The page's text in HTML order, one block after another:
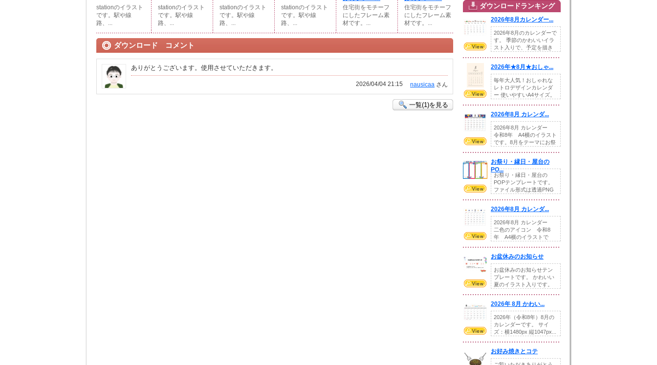
stationのイラスト
です。駅や線
路、...
stationのイラスト
です。駅や線
路、...
stationのイラスト
です。駅や線
路、...
stationのイラスト
です。駅や線
路、...
住宅街をモチーフ
にしたフレーム素
材です。...
住宅街をモチーフ
にしたフレーム素
材です。...
ダウンロード コメント
ありがとうございます。使用させていただきます。
nausicaa さん
2026/04/04 21:15
一覧(1)を見る
ダウンロードランキング
2026年8月カレンダー...
2026年8月のカレンダーで
す。 季節のかわいいイラ
スト入りで、予定を描き
2026年★8月★おしゃ...
毎年大人気！おしゃれな
レトロデザインカレンダ
ー 使いやすいA4サイズ。
2026年8月 カレンダ...
2026年8月 カレンダー
令和8年 A4横のイラスト
です。8月をテーマにお祭
お祭り・縁日・屋台の
PO...
お祭り・縁日・屋台の
POPテンプレートです。
ファイル形式は透過PNG
2026年8月 カレンダ...
2026年8月 カレンダー
二色のアイコン 令和8
年 A4横のイラストで
お盆休みのお知らせ
お盆休みのお知らせテン
プレートです。 かわいい
夏のイラスト入りです。
2026年 8月 かわい...
2026年（令和8年）8月の
カレンダーです。 サイ
ズ：横1480px 縦1047px...
お好み焼きとコテ